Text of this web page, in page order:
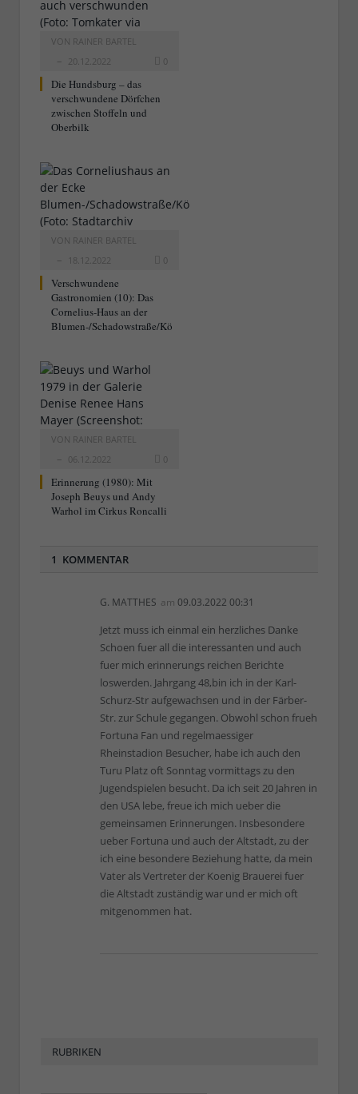
VON RAINER BARTEL
20.12.2022
0
Die Hundsburg – das
verschwundene Dörfchen
zwischen Stoffeln und
Oberbilk
VON RAINER BARTEL
18.12.2022
0
Verschwundene
Gastronomien (10): Das
Cornelius-Haus an der
Blumen-/Schadowstraße/Kö
VON RAINER BARTEL
06.12.2022
0
Erinnerung (1980): Mit
Joseph Beuys und Andy
Warhol im Cirkus Roncalli
1 KOMMENTAR
G. MATTHES am 09.03.2022 00:31
Jetzt muss ich einmal ein herzliches Danke
Schoen fuer all die interessanten und auch
fuer mich erinnerungs reichen Berichte
loswerden. Jahrgang 48,bin ich in der Karl-
Schurz-Str aufgewachsen und in der Färber-
Str. zur Schule gegangen. Obwohl schon frueh
Fortuna Fan und regelmaessiger
Rheinstadion Besucher, habe ich auch den
Turu Platz oft Sonntag vormittags zu den
Jugendspielen besucht. Da ich seit 20 Jahren in
den USA lebe, freue ich mich ueber die
gemeinsamen Erinnerungen. Insbesondere
ueber Fortuna und auch der Altstadt, zu der
ich eine besondere Beziehung hatte, da mein
Vater als Vertreter der Koenig Brauerei fuer
die Altstadt zuständig war und er mich oft
mitgenommen hat.
RUBRIKEN